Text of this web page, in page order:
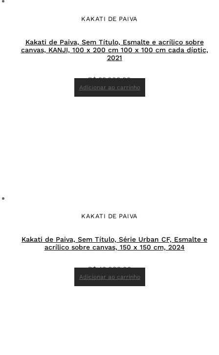
KAKATI DE PAIVA
Kakati de Paiva, Sem Título, Esmalte e acrílico sobre
canvas, KANJI, 100 x 200 cm 100 x 100 cm cada díptic,
2021
R$38.000,00
Adicionar ao carrinho
KAKATI DE PAIVA
Kakati de Paiva, Sem Título, Série Urban CF, Esmalte e
acrílico sobre canvas, 150 x 150 cm, 2024
R$40.000,00
Adicionar ao carrinho